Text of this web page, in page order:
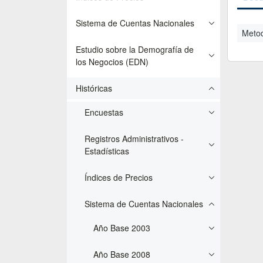
Sistema de Cuentas Nacionales
Estudio sobre la Demografía de
los Negocios (EDN)
Históricas
Encuestas
Registros Administrativos -
Estadísticas
Índices de Precios
Sistema de Cuentas Nacionales
Año Base 2003
Año Base 2008